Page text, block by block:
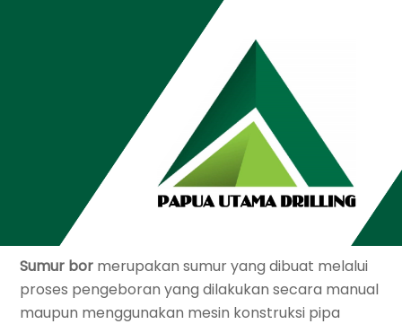
SEPTEMBER
Jasa Bore Pile di Serang
ADMIN
APA SIH KEUNTUNGAN PEMBUATAN SUMUR
BOR? SIMAK PENJELASAN BERIKUT INI!
Sumur bor merupakan sumur yang dibuat melalui
proses pengeboran yang dilakukan secara manual
maupun menggunakan mesin konstruksi pipa